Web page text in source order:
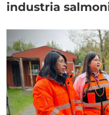
industria